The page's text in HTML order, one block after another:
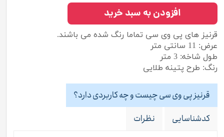
قرنیز های پی وی سی تماما رنگ شده می باشند.
عرض: 11 سانتی متر
طول شاخه: 3 متر
رنگ: طرح پتینه طلایی
افزودن به سبد خرید
قرنیز پی وی سی چیست و چه کاربردی دارد؟
کدشناسایی
نظرات